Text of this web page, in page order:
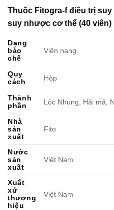
Thuốc Fitogra-f điều trị
suy nhược cơ thể (40 viên)
Dạng
bào
chế
Viên nang
Quy
cách
Hộp
Thành
phần
Lộc Nhung, Hải mã,
Nhà
sản
xuất
Fito
Nước
sản
xuất
Việt Nam
Xuất
xứ
thương
hiệu
Việt Nam